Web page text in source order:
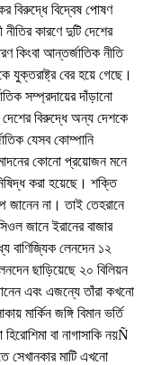
বিরুদ্ধে বিদ্বেষ পোষণ
নীতির কারণে দুটি দেশের
কিংবা আন্তর্জাতিক নীতি
যুক্তরাষ্ট্র বের হয়ে গেছে।
সম্প্রদায়ের দাঁড়ানো
বিরুদ্ধে অন্য দেশকে
যেসব কোম্পানি
কোনো প্রয়োজন মনে
করা হয়েছে। শক্তি
জানেন না। তাই তেহরানে
জানে ইরানের বাজার
বাণিজ্যিক লেনদেন ১২
ছাড়িয়েছে ২০ বিলিয়ন
এবং এজন্যে তাঁরা কখনো
মার্কিন জঙ্গি বিমান ভর্তি
বা নাগাসাকি নয়Ñ
সেখানকার মাটি এখনো